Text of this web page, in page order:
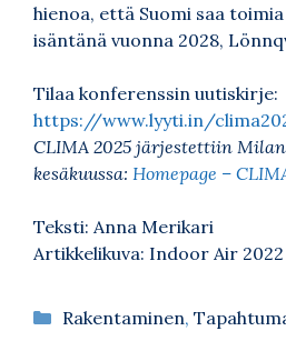
hienoa, että Suomi saa
isäntänä vuonna 2028,
Tilaa konferenssin uutiskirje:
https://www.lyyti.in/
CLIMA 2025 järjestettiin
kesäkuussa: Homepage –
Teksti: Anna Merikari
Artikkelikuva: Indoor Air
Kategoriat
Rakentaminen,